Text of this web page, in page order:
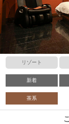
リゾート
新着
茶系